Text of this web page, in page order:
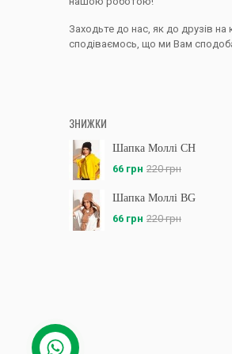
Заходьте до нас, як до друзів на
сподіваємось, що ми Вам
ЗНИЖКИ
Шапка Моллі CH
66 грн 220 грн
Шапка Моллі BG
66 грн 220 грн